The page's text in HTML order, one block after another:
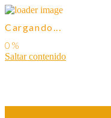
Cargando...
Saltar contenido